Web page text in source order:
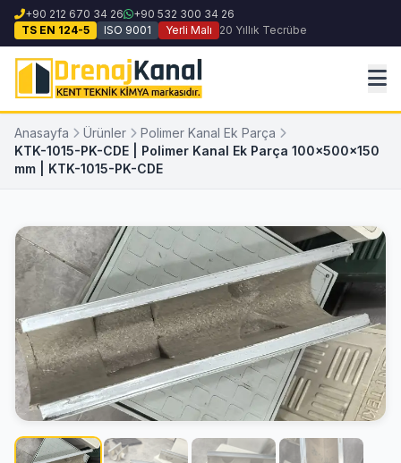
+90 212 670 34 26
+90 532 300 34 26
TS EN 124-5
ISO 9001 Yerli Malı 20 Yıllık Tecrübe
Anasayfa Ürünler
Polimer Kanal Ek Parça
KTK-1015-PK-CDE | Polimer Kanal Ek Parça 100x500x150
mm | KTK-1015-PK-CDE